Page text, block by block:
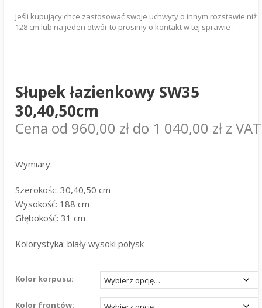
Jeśli kupujący chce zastosować swoje uchwyty o innym rozstawie niż
128 cm lub na jeden otwór to prosimy o kontakt w tej sprawie .
Słupek łazienkowy SW35
30,40,50cm
Cena od 960,00 zł do 1 040,00 zł z VAT
Wymiary:
Szerokośc: 30,40,50 cm
Wysokość: 188 cm
Głębokość: 31 cm
Kolorystyka: biały wysoki polysk
Kolor korpusu:
Kolor frontów: